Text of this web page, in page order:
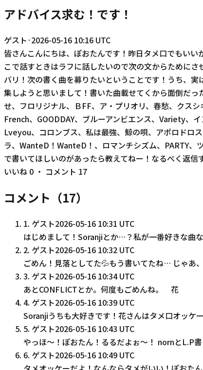
アドバイス求む！です！
ゲスト ·2026-05-16 10:16 UTC
皆さんこんにちは、ぽおたんです！昨日タメ口でもい
こで話すときはラフに話したいので次の文からために
バリ！次の書く曲を募りたいということです！うち、
集しようと思いまして！書いた曲載せてくから面倒だ
せ、フロリジナル、ＢFF、ア・プリオリ、春愁、クス
French、GOODDAY、ブルーアンビエンス、Variety
Lveyou、コロンブス、私は最強、鯨の唄、アポロド
ラ、WanteD！WanteD！、ロマンチシズム、PARTY、
で書いてほしいのがあったら教えてねー！なるべく返
いいね 0 ・ コメント 17
コメント（17）
1. ゲスト2026-05-16 10:31 UTC
はじめまして！Soranjiとか…？私が一番好きな曲
2. ゲスト2026-05-16 10:32 UTC
ごめん！見落としてた💦もう書いてたね… じゃ
3. ゲスト2026-05-16 10:34 UTC
あとCONFLICTとか。何度もごめんね。 花
4. ゲスト2026-05-16 10:39 UTC
Soranjiうちも大好きです！花さんはタメ口オッケ
5. ゲスト2026-05-16 10:43 UTC
やっほ〜！ぽおたん！るるだよぉ〜！ nornとL.P書
6. ゲスト2026-05-16 10:49 UTC